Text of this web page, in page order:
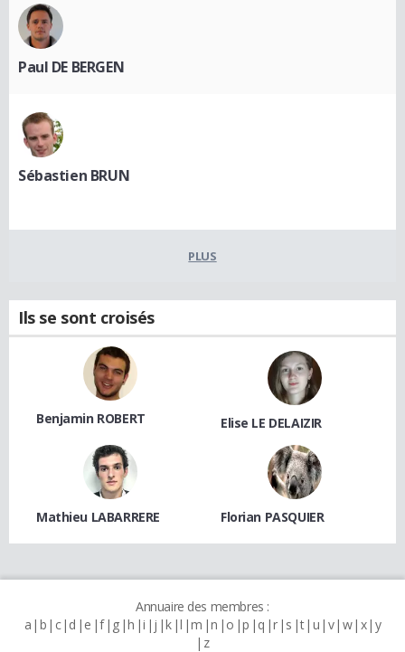
Paul DE BERGEN
Sébastien BRUN
PLUS
Ils se sont croisés
Benjamin ROBERT Elise LE DELAIZIR
Mathieu LABARRERE Florian PASQUIER
Annuaire des membres :
a b c d e f g h i j k l m n o p q r s t u v w x y
z